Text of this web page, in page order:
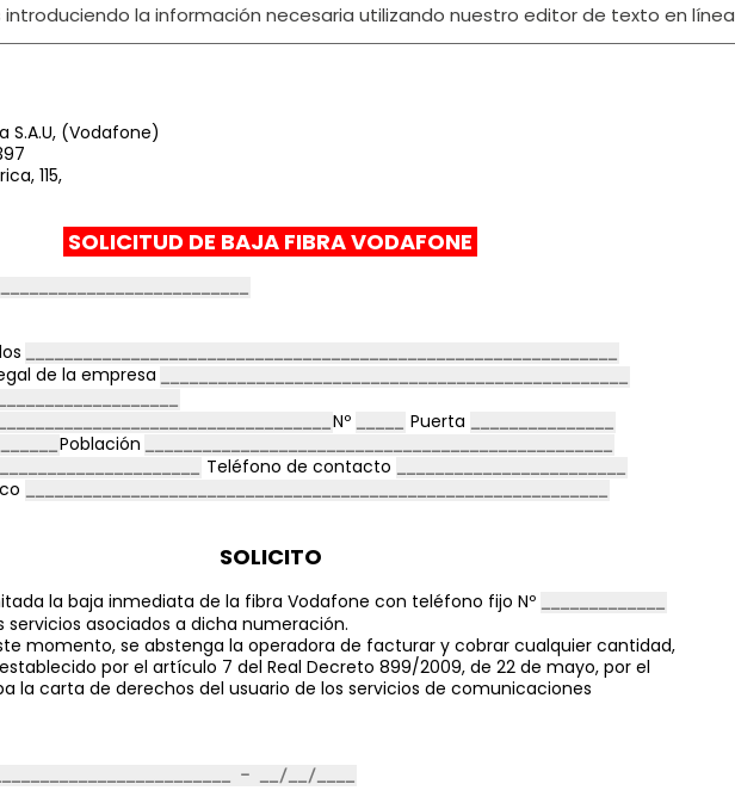
la información necesaria utilizando nuestro editor de texto en línea
S.A.U, (Vodafone)
115,
SOLICITUD DE BAJA FIBRA VODAFONE
de la empresa
Nº
Puerta
Población
Teléfono de contacto
SOLICITO
la baja inmediata de la fibra Vodafone con teléfono fijo Nº
servicios asociados a dicha numeración.
momento, se abstenga la operadora de facturar y cobrar cualquier cantidad,
por el artículo 7 del Real Decreto 899/2009, de 22 de mayo, por el
la carta de derechos del usuario de los servicios de comunicaciones